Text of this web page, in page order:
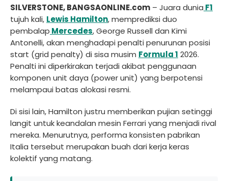
SILVERSTONE, BANGSAONLINE.com – Juara dunia F1
tujuh kali, Lewis Hamilton, memprediksi duo
pembalap Mercedes, George Russell dan Kimi
Antonelli, akan menghadapi penalti penurunan posisi
start (grid penalty) di sisa musim Formula 1 2026.
Penalti ini diperkirakan terjadi akibat penggunaan
komponen unit daya (power unit) yang berpotensi
melampaui batas alokasi resmi.
Di sisi lain, Hamilton justru memberikan pujian setinggi
langit untuk keandalan mesin Ferrari yang menjadi rival
mereka. Menurutnya, performa konsisten pabrikan
Italia tersebut merupakan buah dari kerja keras
kolektif yang matang.